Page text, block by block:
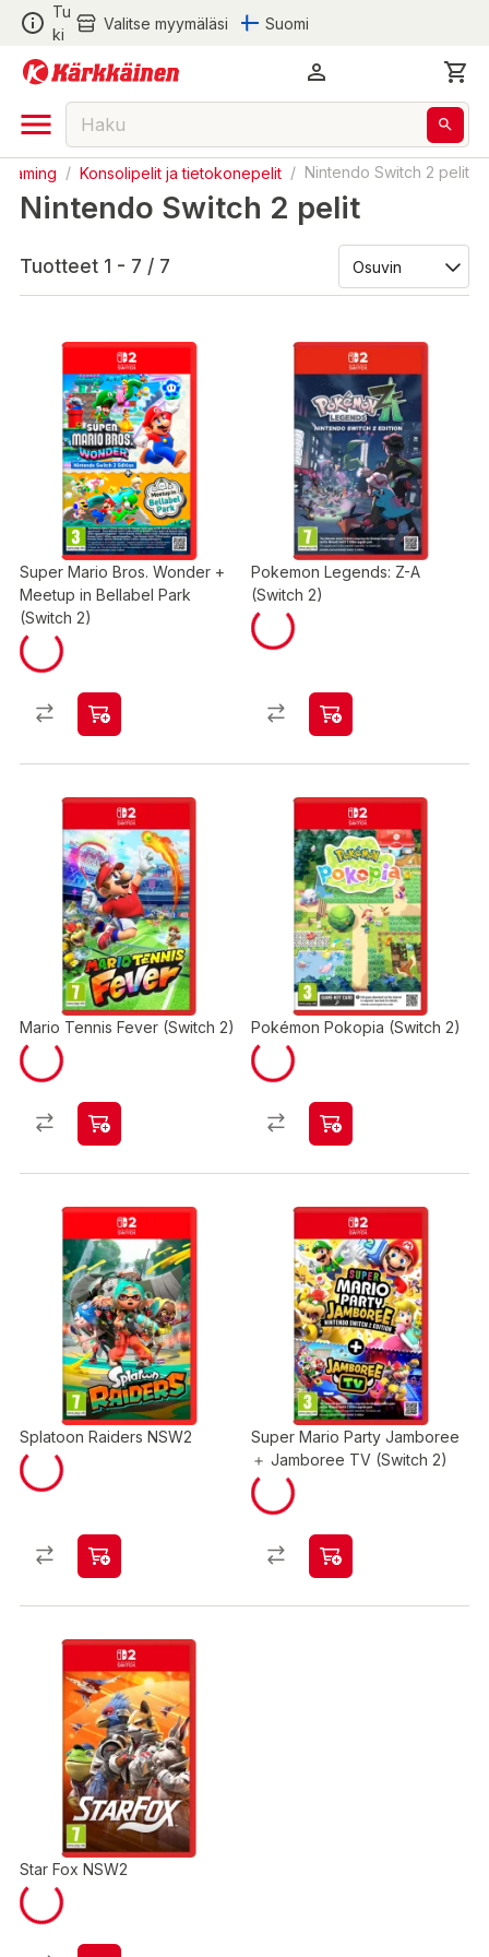
Tu
ki
Valitse myymäläsi Suomi
Gaming / Konsolipelit ja tietokonepelit / Nintendo Switch 2 pelit
Nintendo Switch 2 pelit
Tuotteet 1 - 7 / 7
Super Mario Bros. Wonder +
Meetup in Bellabel Park
(Switch 2)
Pokemon Legends: Z-A
(Switch 2)
Mario Tennis Fever (Switch 2) Pokémon Pokopia (Switch 2)
Splatoon Raiders NSW2
Super Mario Party Jamboree
＋ Jamboree TV (Switch 2)
Star Fox NSW2